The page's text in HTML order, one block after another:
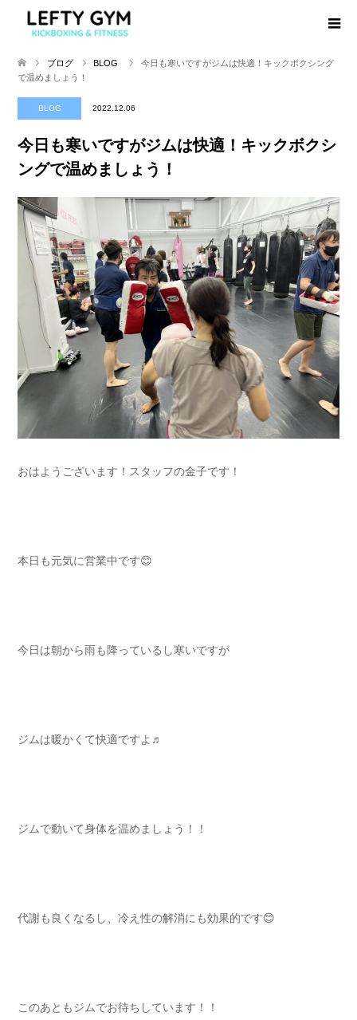
ブログ BLOG
今日も寒いですがジムは快適！キックボクシング
で温めましょう！
BLOG 2022.12.06
今日も寒いですがジムは快適！キックボクシ
ングで温めましょう！
おはようございます！スタッフの金子です！
本日も元気に営業中です😊
今日は朝から雨も降っているし寒いですが
ジムは暖かくて快適ですよ♬
ジムで動いて身体を温めましょう！！
代謝も良くなるし、冷え性の解消にも効果的です😊
このあともジムでお待ちしています！！